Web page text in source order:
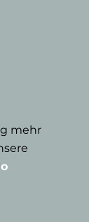
mehr